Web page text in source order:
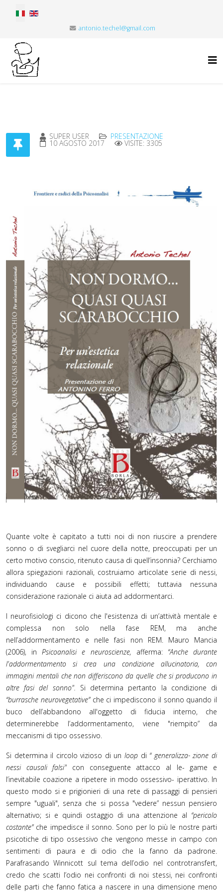
Select your language
antonio.techel@gmail.com
SUPER USER PRESENTAZIONE
10 AGOSTO 2017 VISITE: 3305
Quante volte è capitato a tutti noi di non riuscire a prendere
sonno o di svegliarci nel cuore della notte, preoccupati per un
certo motivo conscio, ritenuto causa di quell’insonnia? Cerchiamo
allora spiegazioni razionali, costruiamo articolate serie di nessi,
individuando cause e possibili effetti; tuttavia nessuna
considerazione razionale ci aiuta ad addormentarci.
I neurofisiologi ci dicono che l'esistenza di un’attività mentale e
complessa non solo nella fase REM, ma anche
nell’addormentamento e nelle fasi non REM. Mauro Mancia
(2006), inPsicoanalisi e neuroscienze, afferma: “Anche durante
l'addormentamento si crea una condizione allucinatoria, con
immagini mentali che non differiscono da quelle che si producono in
altre fasi del sonno". Si determina pertanto la condizione di
“burrasche neurovegetative” che ci impediscono il sonno quando il
buco dell’abbandono all'oggetto di fiducia interno, che
determinerebbe l’addormentamento, viene "riempito” da
meccanismi di tipo ossessivo.
Si determina il circolo vizioso di unloop di “ generalizza- zione di
nessi causali falsi" con conseguente attacco al le- game e
l’inevitabile coazione a ripetere in modo ossessivo- iperattivo. In
questo modo si e prigionieri di una rete di passaggi di pensieri
sempre "uguali", senza che si possa "vedere” nessun pensiero
alternativo; si e quindi ostaggio di una attenzione al “pericolo
costante” che impedisce il sonno. Sono per lo più le nostre parti
psicotiche di tipo ossessivo che vengono messe in campo con
sentimenti di paura e di odio che la fanno da padrone.
Parafrasando Winnicott sul tema dell’odio nel controtransfert,
credo che scatti l’odio nei confronti di noi stessi, nei confronti
delle parti che fanno fatica a nascere in una dimensione meno